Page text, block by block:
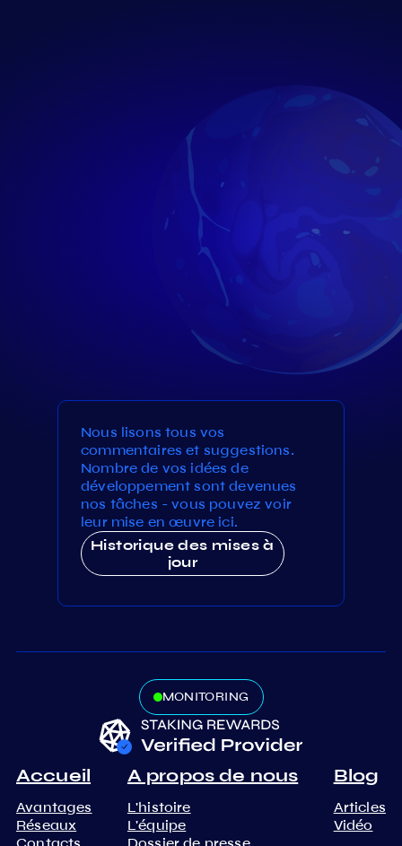
Nous lisons tous vos
commentaires et suggestions.
Nombre de vos idées de
développement sont devenues
nos tâches - vous pouvez voir
leur mise en œuvre ici.
Historique des mises à
jour
MONITORING
Accueil
Avantages
Réseaux
A propos de nous
L'histoire
L'équipe
Blog
Articles
Vidéo